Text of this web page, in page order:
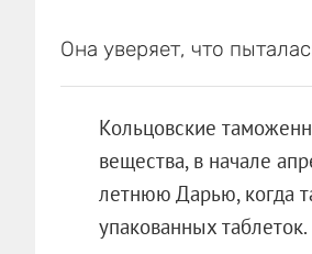
Она уверяет, что
Кольцовские
вещества, в начале
летнюю Дарью, когда
упакованных таблеток.